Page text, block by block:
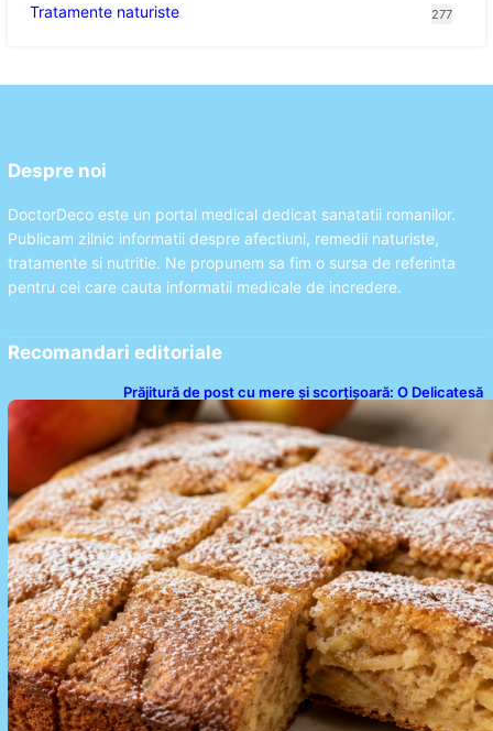
Tratamente naturiste 277
Despre noi
DoctorDeco este un portal medical dedicat sanatatii romanilor.
Publicam zilnic informatii despre afectiuni, remedii naturiste,
tratamente si nutritie. Ne propunem sa fim o sursa de referinta
pentru cei care cauta informatii medicale de incredere.
Recomandari editoriale
Prăjitură de post cu mere și scorțișoară: O Delicatesă
Dulce pentru Postul Adormirii Maicii Domnului